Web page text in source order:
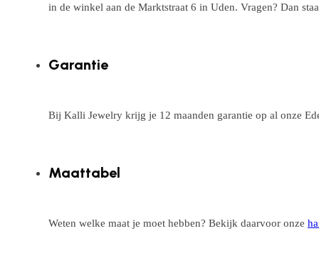
in de winkel aan de Marktstraat 6 in Uden. Vragen? Dan
Garantie
Bij Kalli Jewelry krijg je 12 maanden garantie op al onze
Maattabel
Weten welke maat je moet hebben? Bekijk daarvoor onze